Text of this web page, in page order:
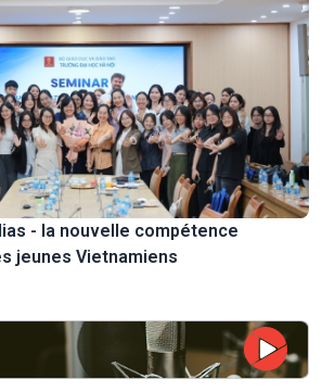
- la nouvelle compétence
jeunes Vietnamiens